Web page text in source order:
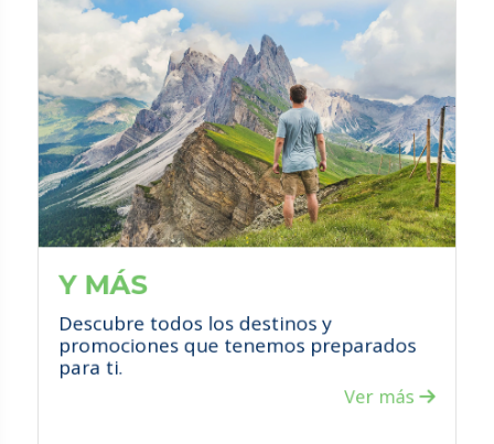
Y MÁS
Descubre todos los destinos y
promociones que tenemos preparados
para ti.
Ver más
¡ATRÉVETE!
Le ofrecemos los mejores hoteles al
mejor precio para que su estadía sea
única.
Aprovecha las increíbles ofertas y
promociones que le ofrecemos
durante todo el año.
Contamos con personal altamente
capacitado para brindarle el mejor
servicio y ayudarle a elegir el viaje a su